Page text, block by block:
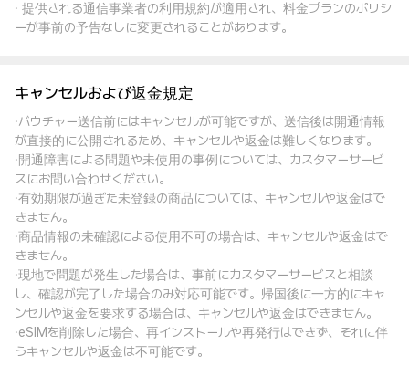
· 提供される通信事業者の利用規約が適用され、料金プランのポリシ
ーが事前の予告なしに変更されることがあります。
キャンセルおよび返金規定
·バウチャー送信前にはキャンセルが可能ですが、送信後は開通情報
が直接的に公開されるため、キャンセルや返金は難しくなります。
·開通障害による問題や未使用の事例については、カスタマーサービ
スにお問い合わせください。
·有効期限が過ぎた未登録の商品については、キャンセルや返金はで
きません。
·商品情報の未確認による使用不可の場合は、キャンセルや返金はで
きません。
·現地で問題が発生した場合は、事前にカスタマーサービスと相談
し、確認が完了した場合のみ対応可能です。帰国後に一方的にキャ
ンセルや返金を要求する場合は、キャンセルや返金はできません。
·eSIMを削除した場合、再インストールや再発行はできず、それに伴
うキャンセルや返金は不可能です。